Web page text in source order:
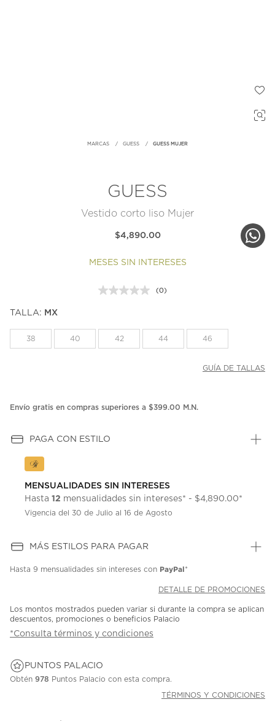
MARCAS GUESS GUESS MUJER
GUESS
Vestido corto liso Mujer
$4,890.00
MESES SIN INTERESES
Sin
la
misma
(0)
TALLA: MX
38 40 42 44 46
GUÍA DE TALLAS
Envío gratis en compras superiores a $399.00 M.N.
PAGA CON ESTILO
MENSUALIDADES SIN INTERESES
Hasta 12 mensualidades sin intereses* - $4,890.00*
Vigencia del 30 de Julio al 16 de Agosto
MÁS ESTILOS PARA PAGAR
Hasta 9 mensualidades sin intereses con PayPal*
DETALLE DE PROMOCIONES
Los montos mostrados pueden variar si durante la compra se aplican
descuentos, promociones o beneficios Palacio
*Consulta términos y condiciones
PUNTOS PALACIO
Obtén 978 Puntos Palacio con esta compra.
TÉRMINOS Y CONDICIONES